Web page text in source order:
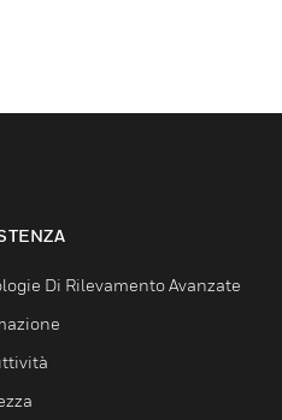
Di Rilevamento Avanzate